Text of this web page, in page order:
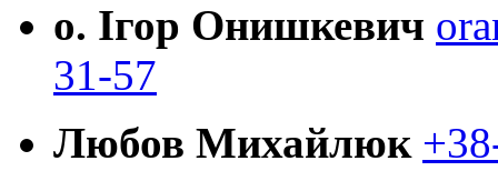
о. Ігор Онишкевич
31-57
Любов Михайлюк